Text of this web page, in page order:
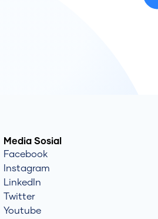
Media Sosial
Facebook
Instagram
LinkedIn
Twitter
Youtube